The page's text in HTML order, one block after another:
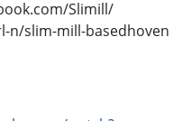
Slimill/
n/slim-mill-basedhoven